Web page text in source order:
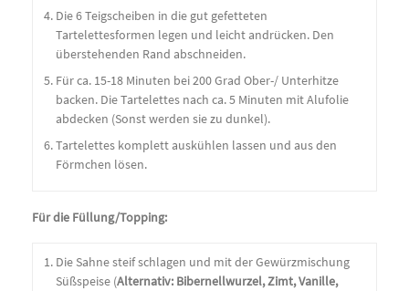
Die 6 Teigscheiben in die gut gefetteten
Tartelettesformen legen und leicht andrücken. Den
überstehenden Rand abschneiden.
Für ca. 15-18 Minuten bei 200 Grad Ober-/ Unterhitze
backen. Die Tartelettes nach ca. 5 Minuten mit Alufolie
abdecken (Sonst werden sie zu dunkel).
Tartelettes komplett auskühlen lassen und aus den
Förmchen lösen.
Für die Füllung/Topping:
Die Sahne steif schlagen und mit der Gewürzmischung
Süßspeise (Alternativ: Bibernellwurzel, Zimt, Vanille,